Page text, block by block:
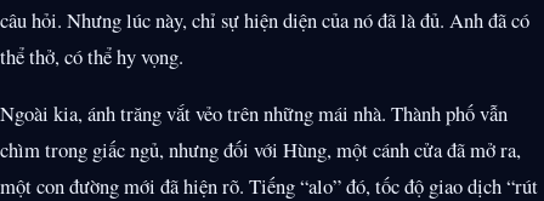
câu hỏi. Nhưng lúc này, chỉ sự hiện diện của nó đã là đủ. Anh đã có
thể thở, có thể hy vọng.
Ngoài kia, ánh trăng vắt vẻo trên những mái nhà. Thành phố vẫn
chìm trong giấc ngủ, nhưng đối với Hùng, một cánh cửa đã mở ra,
một con đường mới đã hiện rõ. Tiếng “alo” đó, tốc độ giao dịch “rút